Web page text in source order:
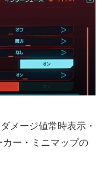
メージ値常時表示・
カー・ミニマップの